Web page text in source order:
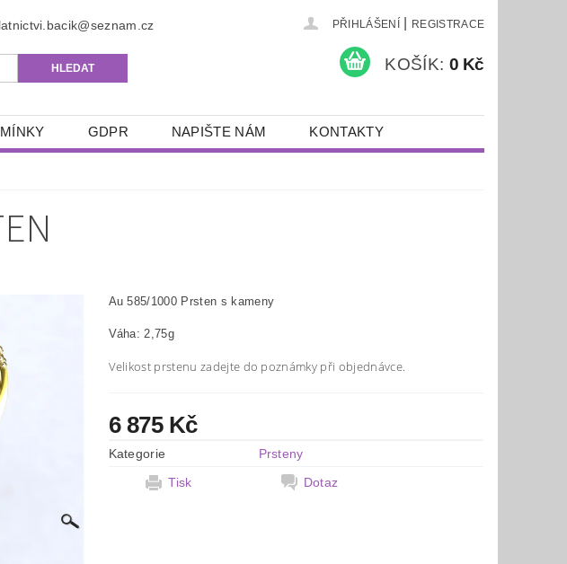
PŘIHLÁŠENÍ REGISTRACE
KOŠÍK: 0 Kč
GDPR NAPIŠTE NÁM KONTAKTY
Au 585/1000 Prsten s kameny
Váha: 2,75g
Velikost prstenu zadejte do poznámky při objednávce.
6 875 Kč
Kategorie
Prsteny
Tisk
Dotaz